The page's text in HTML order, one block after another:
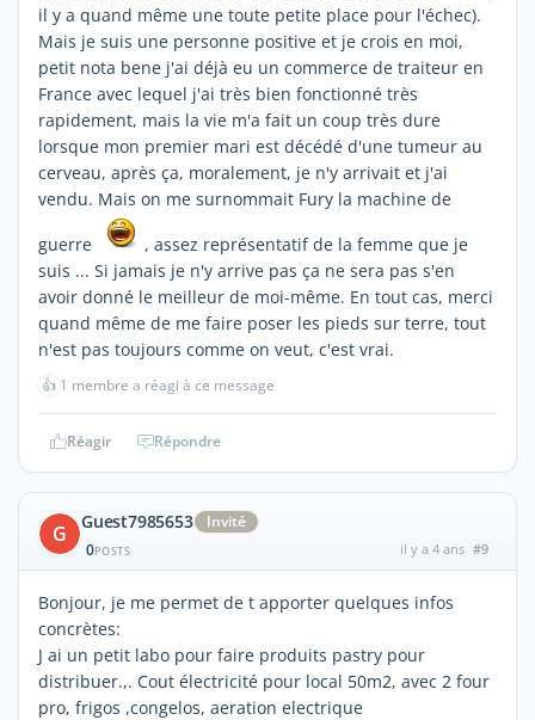
il y a quand même une toute petite place pour l'échec).
Mais je suis une personne positive et je crois en moi,
petit nota bene j'ai déjà eu un commerce de traiteur en
France avec lequel j'ai très bien fonctionné très
rapidement, mais la vie m'a fait un coup très dure
lorsque mon premier mari est décédé d'une tumeur au
cerveau, après ça, moralement, je n'y arrivait et j'ai
vendu. Mais on me surnommait Fury la machine de
guerre
, assez représentatif de la femme que je
suis ... Si jamais je n'y arrive pas ça ne sera pas s'en
avoir donné le meilleur de moi-même. En tout cas, merci
quand même de me faire poser les pieds sur terre, tout
n'est pas toujours comme on veut, c'est vrai.
👍 1 membre a réagi à ce message
Réagir Répondre
G Guest7985653
Invité
0POSTS il y a 4 ans #9
Bonjour, je me permet de t apporter quelques infos
concrètes:
J ai un petit labo pour faire produits pastry pour
distribuer.,. Cout électricité pour local 50m2, avec 2 four
pro, frigos ,congelos, aeration electrique